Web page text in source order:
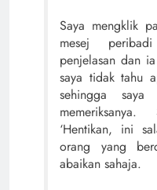
Saya mengklik
mesej
penjelasan dan
saya tidak tahu
sehingga saya
‘Hentikan, ini
orang yang
abaikan sahaja.